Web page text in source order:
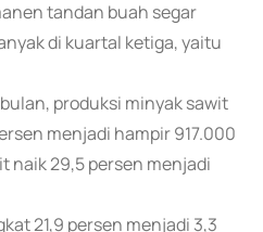
tandan buah segar
di kuartal ketiga, yaitu
produksi minyak sawit
menjadi hampir 917.000
naik 29,5 persen menjadi
21,9 persen menjadi 3,3